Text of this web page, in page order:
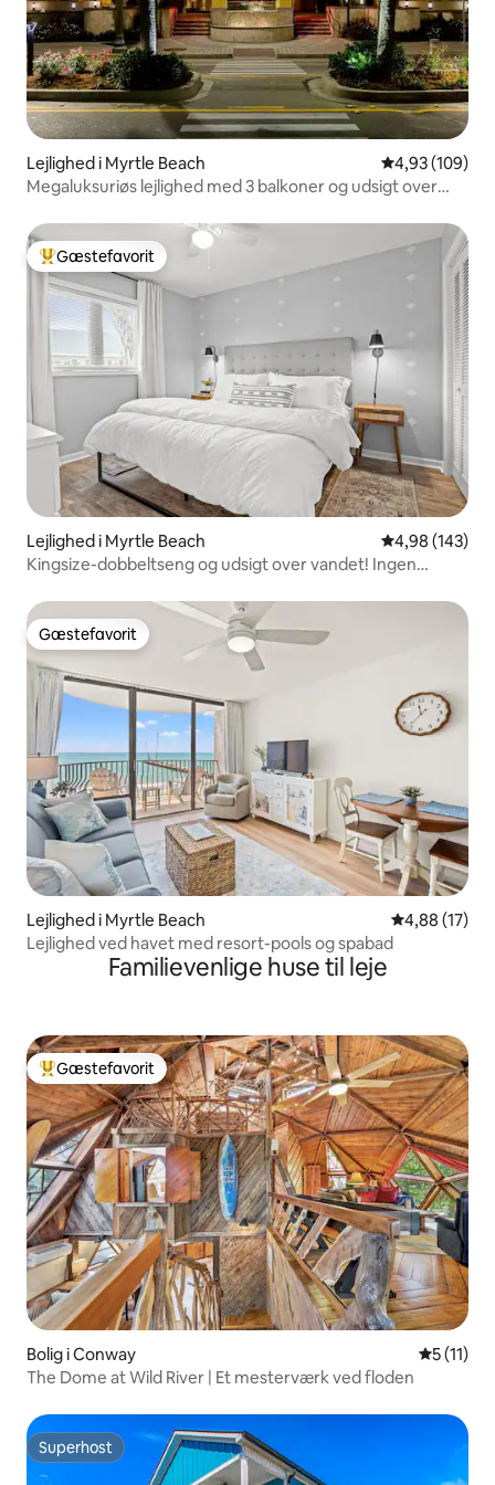
Lejlighed i Myrtle Beach 4,93 ud af 5 i
4,93 (109)
Megaluksuriøs lejlighed med 3 balkoner og udsigt over
Bedste gæstefavorit
Gæstefavorit
Lejlighed i Myrtle Beach 4,98 ud af 5 i
4,98 (143)
Kingsize-dobbeltseng og udsigt over vandet! Ingen
Gæstefavorit
Gæstefavorit
Lejlighed i Myrtle Beach 4,88 ud af 5
4,88 (17)
Lejlighed ved havet med resort-pools og spabad
Familievenlige huse til leje
Bedste gæstefavorit
Gæstefavorit
Bolig i Conway 5 ud af 5
5 (11)
The Dome at Wild River | Et mesterværk ved floden
Superhost
Superhost